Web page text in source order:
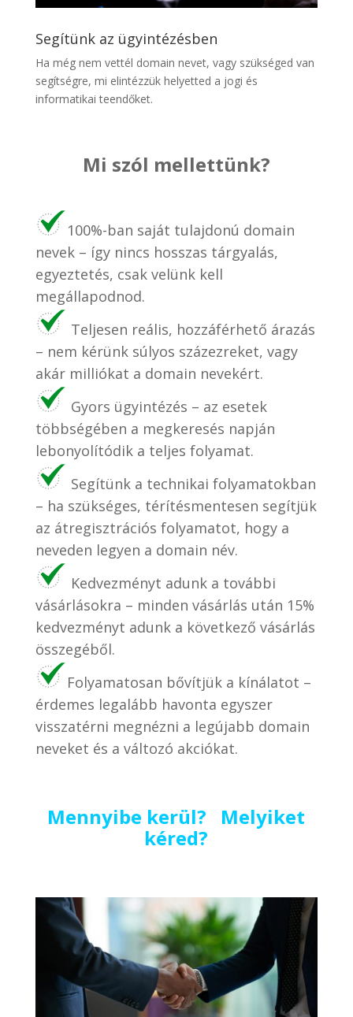
Segítünk az ügyintézésben
Ha még nem vettél domain nevet, vagy szükséged van
segítségre, mi elintézzük helyetted a jogi és
informatikai teendőket.
Mi szól mellettünk?
100%-ban saját tulajdonú domain
nevek – így nincs hosszas tárgyalás,
egyeztetés, csak velünk kell
megállapodnod.
Teljesen reális, hozzáférhető árazás
– nem kérünk súlyos százezreket, vagy
akár milliókat a domain nevekért.
Gyors ügyintézés – az esetek
többségében a megkeresés napján
lebonyolítódik a teljes folyamat.
Segítünk a technikai folyamatokban
– ha szükséges, térítésmentesen segítjük
az átregisztrációs folyamatot, hogy a
neveden legyen a domain név.
Kedvezményt adunk a további
vásárlásokra – minden vásárlás után 15%
kedvezményt adunk a következő vásárlás
összegéből.
Folyamatosan bővítjük a kínálatot –
érdemes legalább havonta egyszer
visszatérni megnézni a legújabb domain
neveket és a változó akciókat.
Mennyibe kerül? Melyiket
kéred?